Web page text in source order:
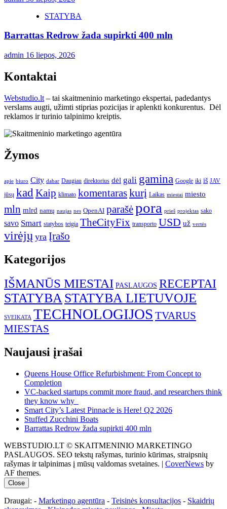
STATYBA
Barrattas Redrow žada supirkti 400 mln
admin 16 liepos, 2026
Kontaktai
Webstudio.lt – tai skaitmeninio marketingo ekspertai, padedantys
verslams augti, užimti stiprias pozicijas ir aplenkti konkurentus. Dėl
reklamos ir turinio talpinimo kreiptis.
Žymos
apie biuro City dabar Daugiau direktorius dėl gali gamina Google iki iš JAV
jūsų kad Kaip klimato komentaraskurį Laikas miestai miesto
mln mlrd namų naujas nes OpenAI parašėpora prieš projektas sako
savo Smart statybos teigia TheCityFix transporto USD už vertės
virėjų yra Įrašo
Kategorijos
IŠMANŪS MIESTAI PASLAUGOS RECEPTAI
STATYBASTATYBA LIETUVOJE
SVEIKATA TECHNOLOGIJOS TVARUS
MIESTAS
Naujausi įrašai
Queens House Office Refurbishment: From Concept to
Completion
VC-backed startups commit more fraud, and researchers think
they know why
Smart City’s Latest Pinnacle is Here! Q2 2026
Stuffed Zucchini Boats
Barrattas Redrow žada supirkti 400 mln
WEBSTUDIO.LT © SKAITMENINIO MARKETINGO
PASLAUGOS. SEO tekstų rašymas, turinio kūrimas, straipsnių
rašymas ir talpinimas į mūsų valdomas svetaines. | CoverNews by
AF themes.
Close
Draugai: - Marketingo agentūra - Teisinės konsultacijos - Skaidrių